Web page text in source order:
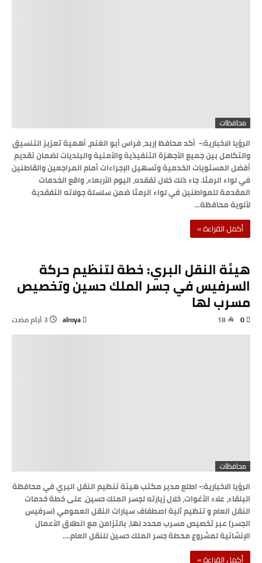
محافظات
الرؤيا الاخبارية:- أكد محافظ إربد، فراس أبو الغنم، أهمية تعزيز التنسيق
والتكامل بين جميع الأجهزة التنفيذية والأمنية والبلديات لضمان تقديم
أفضل المستويات الخدمية وتسهيل الإجراءات أمام المراجعين والقاطنين
في لواء الرمثا. جاء ذلك خلال تفقده، اليوم الأربعاء، واقع الخدمات
المقدمة للمواطنين في لواء الرمثا ضمن سلسلة جولاته التفقدية
لألوية محافظة…
‫أكمل القراءة »‬
هيئة النقل البري: خطة لتنظيم حركة
السرفيس في جسر الملك حسين وتخصيص
مسرب لها
18
محافظات
الرؤيا الاخبارية:- اطلع مدير مكتب هيئة تنظيم النقل البري في محافظة
البلقاء، علاء الأغوات، خلال زيارته لجسر الملك حسين، على خطة خدمات
النقل العام و تنظيم آلية اصطفاف سيارات النقل العمومي (سرفيس
الجسر) عبر تخصيص مسرب محدد لها، بالتزامن مع انطلاق الأعمال
الإنشائية لمشروع محطة جسر الملك حسين للنقل العام.…
‫أكمل القراءة »‬